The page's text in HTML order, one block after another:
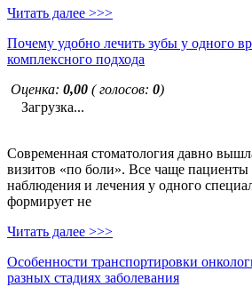
Читать далее >>>
Почему удобно лечить зубы у одного
комплексного подхода
Оценка: 0,00 ( голосов: 0)
Загрузка...
Современная стоматология давно
визитов «по боли». Все чаще
наблюдения и лечения у одного
формирует не
Читать далее >>>
Особенности транспортировки
разных стадиях заболевания